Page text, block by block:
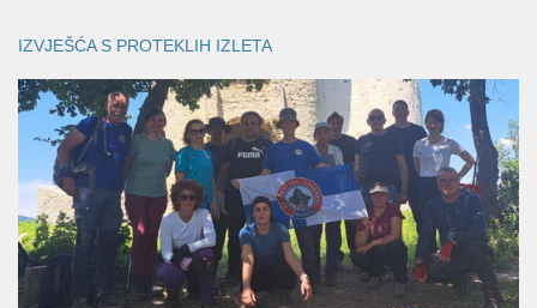
IZVJEŠĆA S PROTEKLIH IZLETA